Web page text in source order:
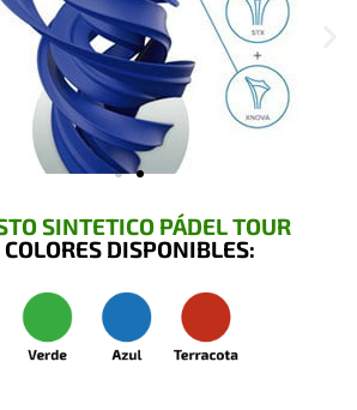
SINTETICO PÁDEL TOUR
COLORES DISPONIBLES: